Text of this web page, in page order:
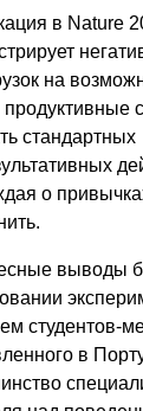
в Nature
на
стандартных
о
выводы
студентов-
в